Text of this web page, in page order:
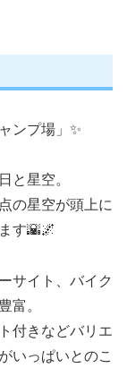
ンプ場」✨
と星空。
の星空が頭上に
す🌇🌌
サイト、バイク
富。
付きなどバリエ
いっぱいとのこ